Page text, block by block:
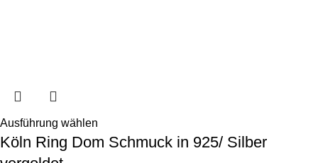
Ausführung wählen
Köln Ring Dom Schmuck in 925/ Silber